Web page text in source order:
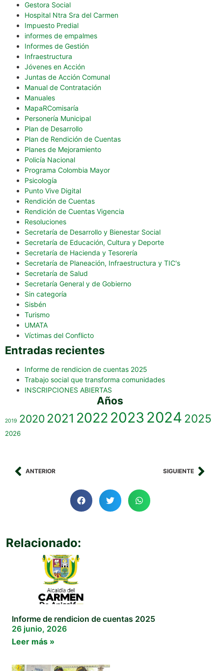
Gestora Social
Hospital Ntra Sra del Carmen
Impuesto Predial
informes de empalmes
Informes de Gestión
Infraestructura
Jóvenes en Acción
Juntas de Acción Comunal
Manual de Contratación
Manuales
MapaRComisaría
Personería Municipal
Plan de Desarrollo
Plan de Rendición de Cuentas
Planes de Mejoramiento
Policía Nacional
Programa Colombia Mayor
Psicología
Punto Vive Digital
Rendición de Cuentas
Rendición de Cuentas Vigencia
Resoluciones
Secretaría de Desarrollo y Bienestar Social
Secretaría de Educación, Cultura y Deporte
Secretaría de Hacienda y Tesorería
Secretaría de Planeación, Infraestructura y TIC's
Secretaría de Salud
Secretaría General y de Gobierno
Sin categoría
Sisbén
Turismo
UMATA
Víctimas del Conflicto
Entradas recientes
Informe de rendicion de cuentas 2025
Trabajo social que transforma comunidades
INSCRIPCIONES ABIERTAS
Años
2019 20202021 2022 2023 2024 2025
2026
ANTERIOR SIGUIENTE
Relacionado:
Informe de rendicion de cuentas 2025
26 junio, 2026
Leer más »